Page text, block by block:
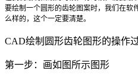
要绘制一个圆形的齿轮图案时，我们在软
么样的，这个一定要清楚。
CAD绘制圆形齿轮图形的操作过
第一步：画如图所示图形